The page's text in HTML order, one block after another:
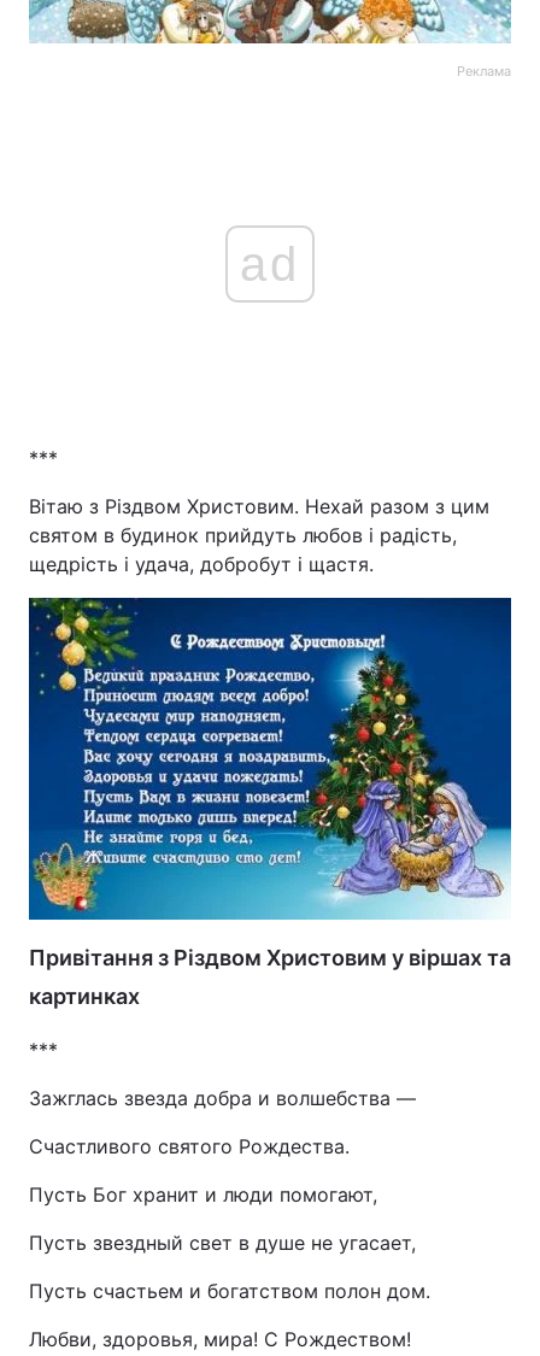
Реклама
ad
***
Вітаю з Різдвом Христовим. Нехай разом з цим
святом в будинок прийдуть любов і радість,
щедрість і удача, добробут і щастя.
Привітання з Різдвом Христовим у віршах та
картинках
***
Зажглась звезда добра и волшебства —
Счастливого святого Рождества.
Пусть Бог хранит и люди помогают,
Пусть звездный свет в душе не угасает,
Пусть счастьем и богатством полон дом.
Любви, здоровья, мира! С Рождеством!